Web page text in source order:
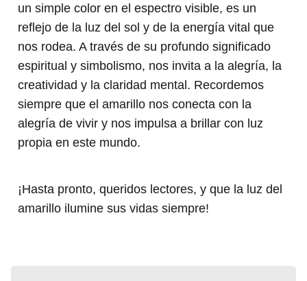
un simple color en el espectro visible, es un
reflejo de la luz del sol y de la energía vital que
nos rodea. A través de su profundo significado
espiritual y simbolismo, nos invita a la alegría, la
creatividad y la claridad mental. Recordemos
siempre que el amarillo nos conecta con la
alegría de vivir y nos impulsa a brillar con luz
propia en este mundo.
¡Hasta pronto, queridos lectores, y que la luz del
amarillo ilumine sus vidas siempre!